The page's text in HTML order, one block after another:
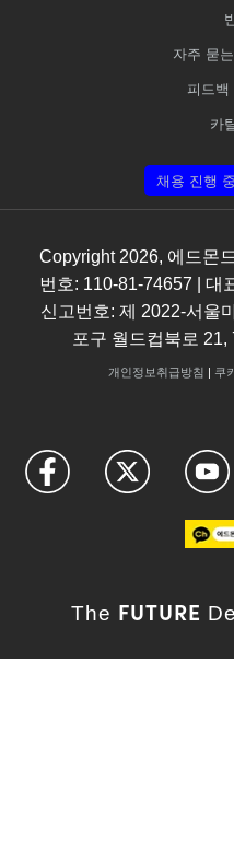
자주 묻
피드백
카
채용 진행
Copyright 2026, 에드몬
번호: 110-81-74657 | 대
신고번호: 제 2022-서울
포구 월드컵북로
개인정보취급방침 | 쿠
The FUTURE